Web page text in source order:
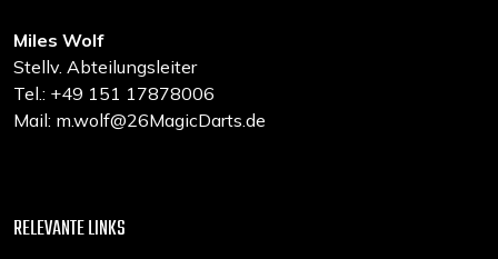
Miles Wolf
Stellv. Abteilungsleiter
Tel.: +49 151 17878006
Mail: m.wolf@26MagicDarts.de
RELEVANTE LINKS